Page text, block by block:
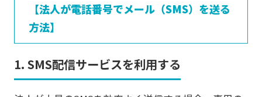
【法人が電話番号でメール（SMS）を送る
方法】
1. SMS配信サービスを利用する